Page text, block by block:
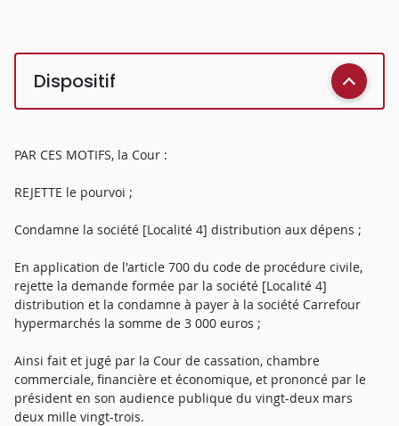
Dispositif
PAR CES MOTIFS, la Cour :
REJETTE le pourvoi ;
Condamne la société [Localité 4] distribution aux dépens ;
En application de l'article 700 du code de procédure civile,
rejette la demande formée par la société [Localité 4]
distribution et la condamne à payer à la société Carrefour
hypermarchés la somme de 3 000 euros ;
Ainsi fait et jugé par la Cour de cassation, chambre
commerciale, financière et économique, et prononcé par le
président en son audience publique du vingt-deux mars
deux mille vingt-trois.